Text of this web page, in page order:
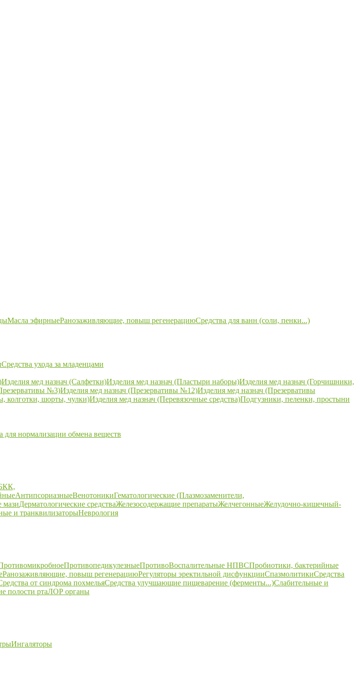
Масла эфирныеРанозаживляющие, повыш регенерациюСредства для ванн (соли, пенки...)
Средства ухода за младенцами
Изделия мед назнач (Салфетки)Изделия мед назнач (Пластыри наборы)Изделия мед назнач (Горчишники,
№3)Изделия мед назнач (Презервативы №12)Изделия мед назнач (Презервативы
колготки, шорты, чулки)Изделия мед назнач (Перевязочные средства)Подгузники, пеленки, простыни
для нормализации обмена веществ
АнтипсориазныеВенотоникиГематологические (Плазмозаменители,
мазиДерматологические средстваЖелезосодержащие препаратыЖелчегонныеЖелудочно-кишечный-
и транквилизаторыНеврология
ПротивопедикулезныеПротивоВоспалительные НПВСПробиотики, бактерийные
Ранозаживляющие, повыш регенерациюРегуляторы эректильной дисфункцииСпазмолитикиСредства
от синдрома похмельяСредства улучшающие пищеварение (ферменты...)Слабительные и
полости ртаЛОР органы
Ингаляторы